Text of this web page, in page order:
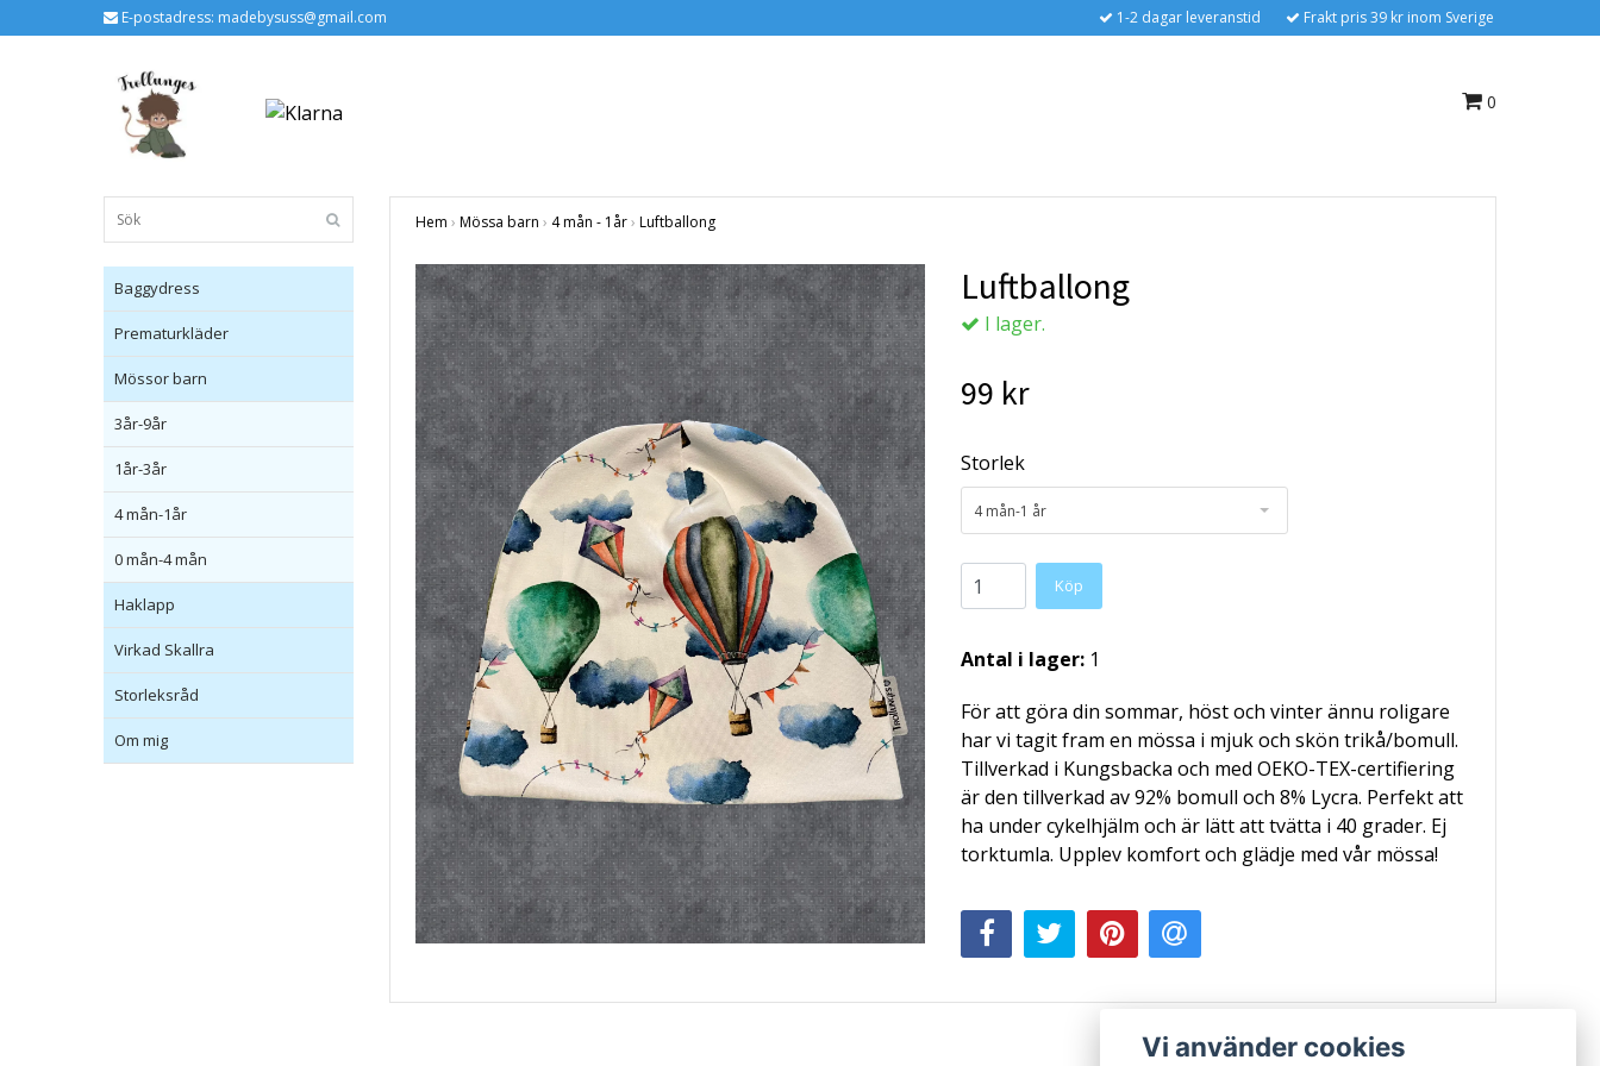
E-postadress: madebysuss@gmail.com 1-2 dagar leveranstid Frakt pris 39 kr inom Sverige
0
Baggydress
Prematurkläder
Mössor barn
3år-9år
1år-3år
4 mån-1år
0 mån-4 mån
Haklapp
Virkad Skallra
Storleksråd
Om mig
Hem › Mössa barn › 4 mån - 1år› Luftballong
Luftballong
I lager.
99 kr
Storlek
4 mån-1 år
Köp
Antal i lager: 1
För att göra din sommar, höst och vinter ännu roligare
har vi tagit fram en mössa i mjuk och skön trikå/bomull.
Tillverkad i Kungsbacka och med OEKO-TEX-certifiering
är den tillverkad av 92% bomull och 8% Lycra. Perfekt att
ha under cykelhjälm och är lätt att tvätta i 40 grader. Ej
torktumla. Upplev komfort och glädje med vår mössa!
Vi använder cookies